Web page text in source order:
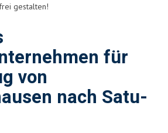
gestalten!
für
von
nach Satu-